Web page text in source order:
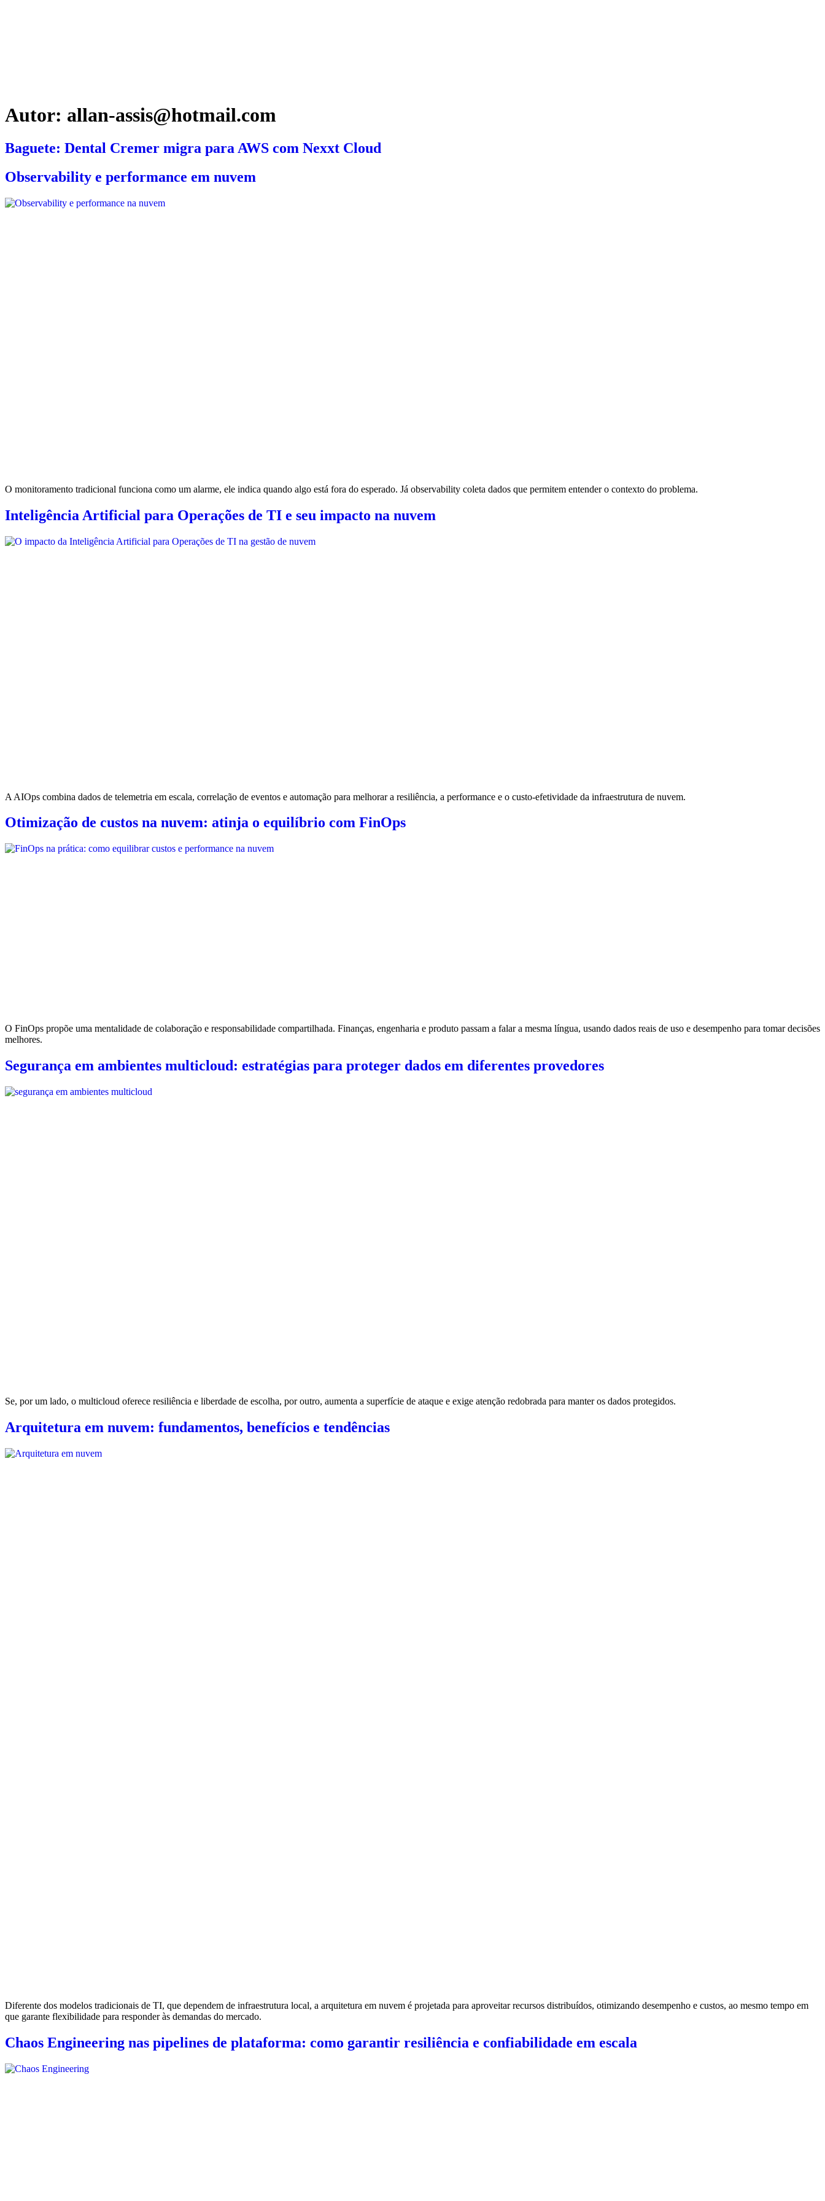
Autor: allan-assis@hotmail.com
Baguete: Dental Cremer migra para AWS com Nexxt Cloud
Observability e performance em nuvem
O monitoramento tradicional funciona como um alarme, ele indica quando algo está fora do esperado. Já observability coleta dados que permitem entender o contexto do problema.
Inteligência Artificial para Operações de TI e seu impacto na nuvem
A AIOps combina dados de telemetria em escala, correlação de eventos e automação para melhorar a resiliência, a performance e o custo-efetividade da infraestrutura de nuvem.
Otimização de custos na nuvem: atinja o equilíbrio com FinOps
O FinOps propõe uma mentalidade de colaboração e responsabilidade compartilhada. Finanças, engenharia e produto passam a falar a mesma língua, usando dados reais de uso e desempenho para tomar decisões
melhores.
Segurança em ambientes multicloud: estratégias para proteger dados em diferentes provedores
Se, por um lado, o multicloud oferece resiliência e liberdade de escolha, por outro, aumenta a superfície de ataque e exige atenção redobrada para manter os dados protegidos.
Arquitetura em nuvem: fundamentos, benefícios e tendências
Diferente dos modelos tradicionais de TI, que dependem de infraestrutura local, a arquitetura em nuvem é projetada para aproveitar recursos distribuídos, otimizando desempenho e custos, ao mesmo tempo em
que garante flexibilidade para responder às demandas do mercado.
Chaos Engineering nas pipelines de plataforma: como garantir resiliência e confiabilidade em escala